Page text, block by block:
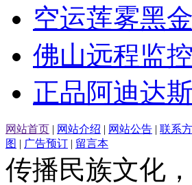
空运莲雾黑
佛山远程监
正品阿迪达
网站首页 | 网站介绍 | 网站公告 | 联系
图 | 广告预订 | 留言本
传播民族文化